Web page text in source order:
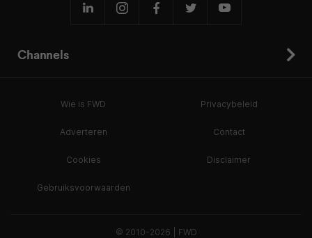
Channels
Wie is FWD Privacybeleid
Adverteren Contact
Cookies Disclaimer
Gebruiksvoorwaarden
© 2010-2026 | FWD